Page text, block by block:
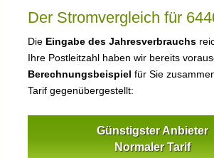
Der Stromvergleich für
Die Eingabe des Jahresverbrauchs
Ihre Postleitzahl haben wir bereits
Berechnungsbeispiel für Sie
Tarif gegenübergestellt:
Günstigster Anbieter
Normaler Tarif